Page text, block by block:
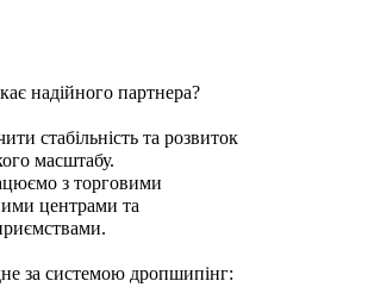
надійного партнера?
стабільність та розвиток
масштабу.
з торговими
центрами та
за системою дропшипінг: